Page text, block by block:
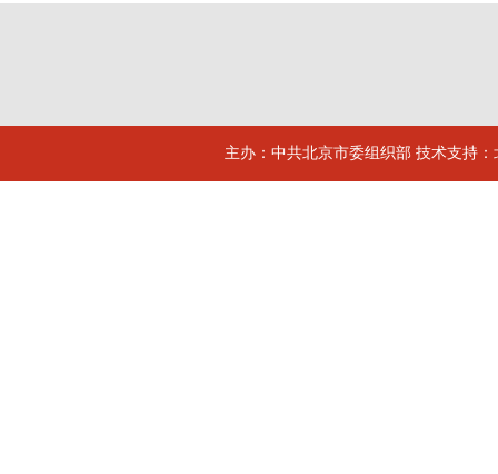
主办：中共北京市委组织部 技术支持